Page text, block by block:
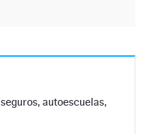
autoescuelas,